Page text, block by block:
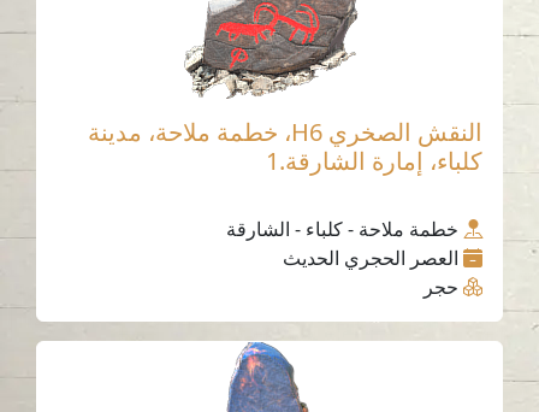
النقش الصخري H6، خطمة ملاحة، مدينة
كلباء، إمارة الشارقة.1
خطمة ملاحة - كلباء - الشارقة
العصر الحجري الحديث
حجر